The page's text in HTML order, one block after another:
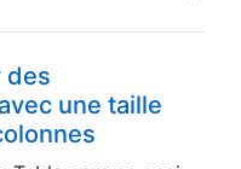
des
une taille